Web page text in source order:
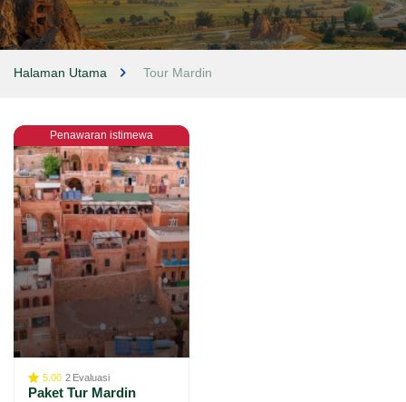
Halaman Utama Tour Mardin
Penawaran istimewa
5.00 2 Evaluasi
Paket Tur Mardin